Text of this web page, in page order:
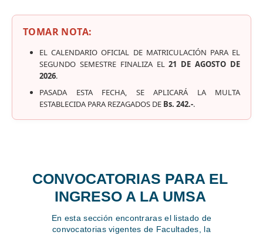
TOMAR NOTA:
EL CALENDARIO OFICIAL DE MATRICULACIÓN PARA EL
SEGUNDO SEMESTRE FINALIZA EL21 DE AGOSTO DE
2026.
PASADA ESTA FECHA, SE APLICARÁ LA MULTA
ESTABLECIDA PARA REZAGADOS DE Bs. 242.-.
CONVOCATORIAS PARA EL
INGRESO A LA UMSA
En esta sección encontraras el listado de
convocatorias vigentes de Facultades, la